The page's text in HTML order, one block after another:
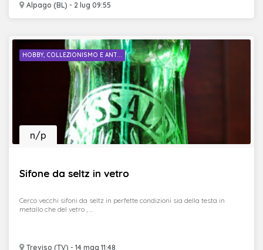
Alpago (BL) - 2 lug 09:55
HOBBY, COLLEZIONISMO E ANT...
Sifone da seltz in vetro
Treviso (TV) - 14 mag 11:48
n/p
Cerco vecchi sifoni da seltz in perfette condizioni sia della testa in
metallo che del vetro , ...